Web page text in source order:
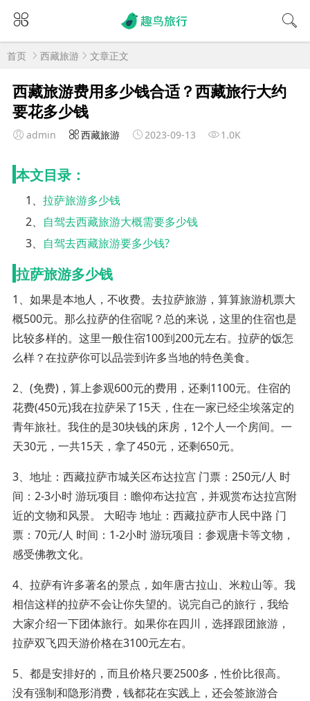
首页 西藏旅游 文章正文
西藏旅游费用多少钱合适？西藏旅行大约
要花多少钱
admin 西藏旅游 2023-09-13 1.0K
本文目录：
1、拉萨旅游多少钱
2、 自驾去西藏旅游大概需要多少钱
3、 自驾去西藏旅游要多少钱?
拉萨旅游多少钱
1、如果是本地人，不收费。去拉萨旅游，算算旅游机票大
概500元。那么拉萨的住宿呢？总的来说，这里的住宿也是
比较多样的。这里一般住宿100到200元左右。拉萨的饭怎
么样？在拉萨你可以品尝到许多当地的特色美食。
2、(免费)，算上参观600元的费用，还剩1100元。住宿的
花费(450元)我在拉萨呆了15天，住在一家已经尘埃落定的
青年旅社。我住的是30块钱的床房，12个人一个房间。一
天30元，一共15天，拿了450元，还剩650元。
3、地址：西藏拉萨市城关区布达拉宫 门票：250元/人 时
间：2-3小时 游玩项目：瞻仰布达拉宫，并观赏布达拉宫附
近的文物和风景。 大昭寺 地址：西藏拉萨市人民中路 门
票：70元/人 时间：1-2小时 游玩项目：参观唐卡等文物，
感受佛教文化。
4、拉萨有许多著名的景点，如年唐古拉山、米粒山等。我
相信这样的拉萨不会让你失望的。说完自己的旅行，我给
大家介绍一下团体旅行。如果你在四川，选择跟团旅游，
拉萨双飞四天游价格在3100元左右。
5、都是安排好的，而且价格只要2500多，性价比很高。
没有强制和隐形消费，钱都花在实践上，还会签旅游合